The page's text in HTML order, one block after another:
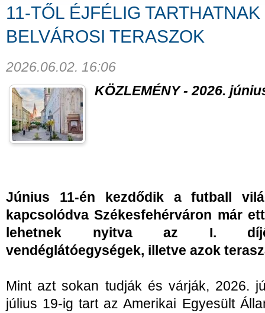
11-TŐL ÉJFÉLIG TARTHATNAK
BELVÁROSI TERASZOK
2026.06.02. 16:06
KÖZLEMÉNY - 2026.
Június 11-én kezdődik a futball
kapcsolódva Székesfehérváron már
lehetnek nyitva az I.
vendéglátóegységek, illetve azok
Mint azt sokan tudják és várják, 2026.
július 19-ig tart az Amerikai Egyesült